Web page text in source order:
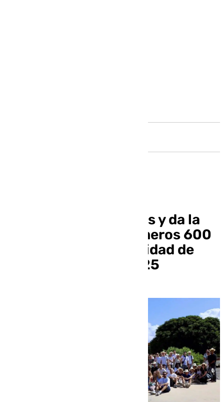
La UAL abre el campus y da la
bienvenida a sus primeros 600
estudiantes de movilidad de
este curso 2024/2025